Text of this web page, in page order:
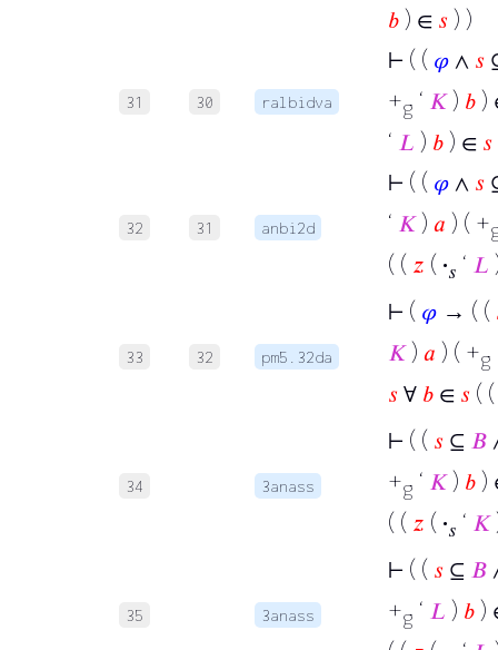
𝑏 ) ∈ 𝑠 ) )
31 30 ralbidva
⊢ ( ( 𝜑 ∧ 𝑠
+g ‘ 𝐾) 𝑏 )
‘ 𝐿 ) 𝑏 ) ∈ 𝑠
32 31 anbi2d
⊢ ( ( 𝜑 ∧ 𝑠
‘ 𝐾) 𝑎 ) ( +
( ( 𝑧 ( ·𝑠 ‘ 𝐿
33 32 pm5.32da
⊢ ( 𝜑 → ( (
𝐾) 𝑎 ) ( +g
𝑠 ∀ 𝑏 ∈ 𝑠 (
34 3anass
⊢ ( ( 𝑠 ⊆ 𝐵
+g ‘ 𝐾) 𝑏 )
( ( 𝑧 ( ·𝑠 ‘ 𝐾
35 3anass
⊢ ( ( 𝑠 ⊆ 𝐵
+g ‘ 𝐿 ) 𝑏 )